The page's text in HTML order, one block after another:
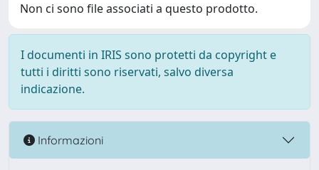
Non ci sono file associati a questo prodotto.
I documenti in IRIS sono protetti da copyright e
tutti i diritti sono riservati, salvo diversa
indicazione.
Informazioni